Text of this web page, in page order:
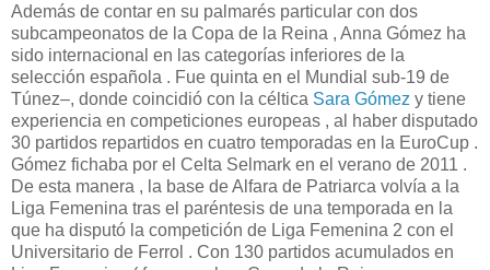
Además de contar en su palmarés particular con dos
subcampeonatos de la Copa de la Reina , Anna Gómez ha
sido internacional en las categorías inferiores de la
selección española . Fue quinta en el Mundial sub-19 de
Túnez–, donde coincidió con la céltica Sara Gómez y tiene
experiencia en competiciones europeas , al haber disputado
30 partidos repartidos en cuatro temporadas en la EuroCup .
Gómez fichaba por el Celta Selmark en el verano de 2011 .
De esta manera , la base de Alfara de Patriarca volvía a la
Liga Femenina tras el paréntesis de una temporada en la
que ha disputó la competición de Liga Femenina 2 con el
Universitario de Ferrol . Con 130 partidos acumulados en